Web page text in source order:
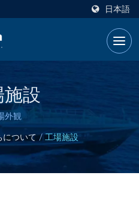
日本語
設
外観
について / 工場施設